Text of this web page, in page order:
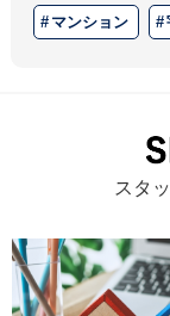
マンション
スタ